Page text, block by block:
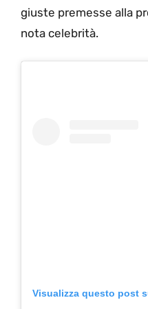
giuste premesse alla
nota celebrità.
Visualizza questo post